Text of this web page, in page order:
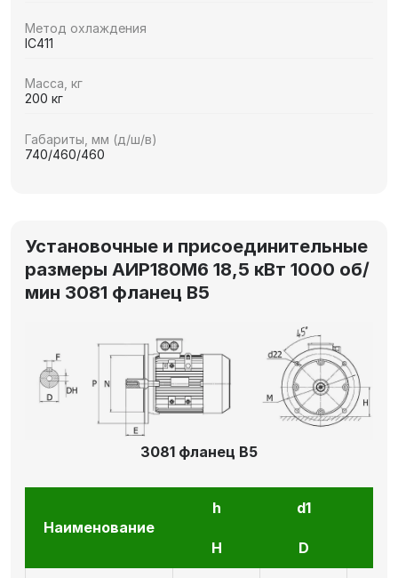
Метод охлаждения
IC411
Масса, кг
200 кг
Габариты, мм (д/ш/в)
740/460/460
Установочные и присоединительные
размеры АИР180М6 18,5 кВт 1000 об/
мин 3081 фланец В5
3081 фланец В5
Наименование
h d1
H D